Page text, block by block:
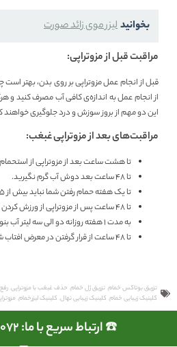
بخوانیدلیزر موی زائد صورت
مراقبت قبل از مزوتراپی:
قبل از انجام عمل مزوتراپی بر روی بدن، بهتر
از انجام عمل به اندازه‌ی کافی آب مصرف کنید و
این دو مهم از بروز سوزش و درد جلوگیری خواهند
مراقبت‌های بعد از مزوتراپی غبغب:
تا هشت ساعت بعد از مزوتراپی از
تا ۴۸ ساعت بعد دوش آب گرم نگیرید.
تا یک هفته حمام رفتن شما نباید بیش از ۱۱۵ دقیقه به طول بی‌انجامد.
تا ۴۸ ساعت پس از مزوتراپی از ورزش کردن پرهیز کنید.
به مدت ۱ هفته روزانه دو الی سه لیتر آب بنوشید.
تا ۴۸ ساعت از قرار گرفتن در معرض افتاب شدید و مستقیم بپرهیزید.
تزریق بوتاکس خمام تزریق ژل خمام حذف غبغب با مزوتراپی
کلینیک زیبایی خمام کلینیک زیبایی نهال کلینیک لیزرخمام
☎️ ارتباط سریع با ما: 2072 - 346 - 0911